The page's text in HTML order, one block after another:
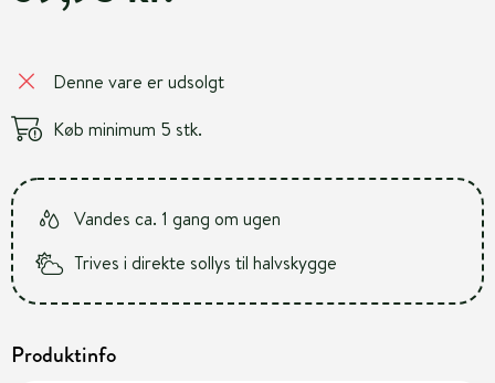
Denne vare er udsolgt
Køb minimum 5 stk.
Vandes ca. 1 gang om ugen
Trives i direkte sollys til halvskygge
Produktinfo